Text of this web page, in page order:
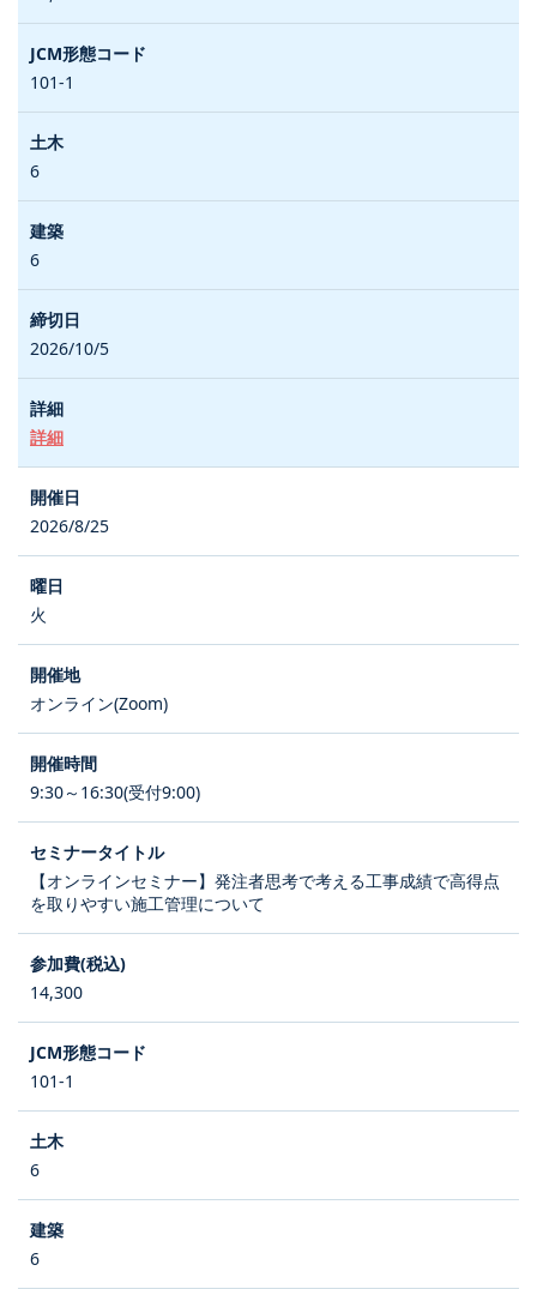
101-1
6
6
2026/10/5
詳細
2026/8/25
火
オンライン(Zoom)
9:30～16:30(受付9:00)
【オンラインセミナー】発注者思考で考える工事成績で高得点
を取りやすい施工管理について
14,300
101-1
6
6